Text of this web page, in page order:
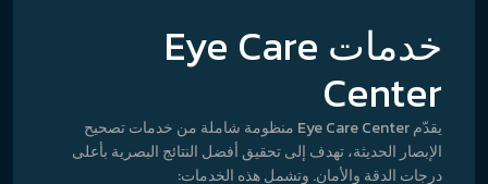
خدمات Eye Care
Center
يقدّم Eye Care Center منظومة شاملة من خدمات تصحيح
الإبصار الحديثة، تهدف إلى تحقيق أفضل النتائج البصرية بأعلى
درجات الدقة والأمان. وتشمل هذه الخدمات: